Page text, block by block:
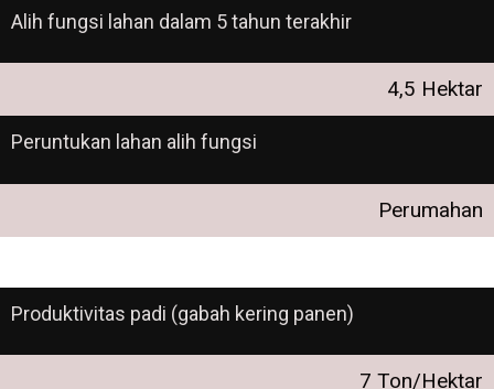
Alih fungsi lahan dalam 5 tahun terakhir
4,5 Hektar
Peruntukan lahan alih fungsi
Perumahan
Produktivitas padi (gabah kering panen)
7 Ton/Hektar